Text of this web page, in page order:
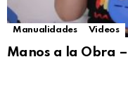
Manualidades Videos
Manos a la Obra